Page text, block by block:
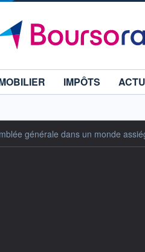
IMPÔTS ACTU
générale dans un monde